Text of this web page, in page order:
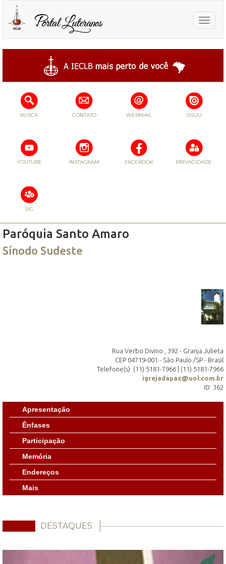
Toggle
BUSCA CONTATO WEBMAIL ISSUU
YOUTUBE INSTAGRAM FACEBOOK PRIVACIDADE
SIG
Paróquia Santo Amaro
Sínodo Sudeste
Rua Verbo Divino , 392 - Granja Julieta
CEP 04719-001 - São Paulo /SP - Brasil
Telefone(s): (11) 5181-7966 | (11) 5181-7966
igrejadapaz@uol.com.br
ID: 362
Apresentação
Ênfases
Participação
Memória
Endereços
Mais
DESTAQUES